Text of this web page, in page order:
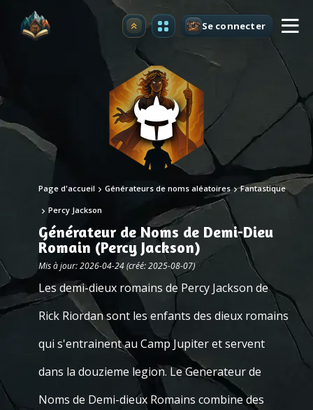
Premium Se connecter
Page d'accueil Générateurs de noms aléatoires Fantastique
Percy Jackson
Générateur de Noms de Demi-Dieu
Romain (Percy Jackson)
Mis à jour: 2026-04-24 (créé: 2025-08-07)
Les demi-dieux romains de Percy Jackson de
Rick Riordan sont les enfants des dieux romains
qui s'entrainent au Camp Jupiter et servent
dans la douzieme legion. Le Generateur de
Noms de Demi-dieux Romains combine des